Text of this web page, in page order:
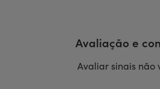
Avaliação e
Avaliar sinais não